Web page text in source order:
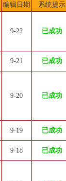
编辑日期 系统提示
9-22 已成功
9-21 已成功
9-20 已成功
9-19 已成功
9-18 已成功